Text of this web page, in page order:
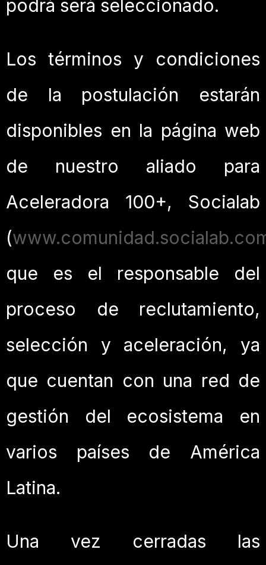
podrá será seleccionado.
Los términos y condiciones
de la postulación estarán
disponibles en la página web
de nuestro aliado para
Aceleradora 100+, Socialab
(
que es el responsable del
proceso de reclutamiento,
selección y aceleración, ya
que cuentan con una red de
gestión del ecosistema en
varios países de América
Latina.
Una vez cerradas las